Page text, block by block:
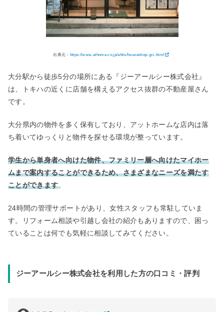
出典元： https://www.athome.co.jp/ahks/houseshop-grc.html
大分駅から徒歩5分の場所にある『ジーアールシー株式会社』
は、トキハの近くに店舗を構えるアクセス抜群の不動産屋さん
です。
大分県内の物件を多く保有しており、アットホームな店内は落
ち着いてゆっくりと物件を探せる環境が整っています。
学生から単身者へ向けた物件、ファミリー層へ向けたマイホー
ムまで案内することができるため、さまざまなニーズを満たす
ことができます。
24時間の管理サポートがあり、女性スタッフも常駐していま
す。リフォーム相談や引越し会社の紹介もありますので、困っ
ていることは何でも気軽に相談してみてください。
ジーアールシー株式会社を利用した方の口コミ・評判